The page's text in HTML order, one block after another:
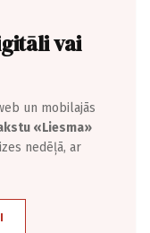
vai
un mobilajās
«Liesma»
nedēļā, ar